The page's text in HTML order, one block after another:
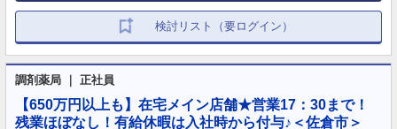
検討リスト（要ログイン）
調剤薬局 ｜ 正社員
【650万円以上も】在宅メイン店舗★営業17：30まで！
残業ほぼなし！有給休暇は入社時から付与♪＜佐倉市＞